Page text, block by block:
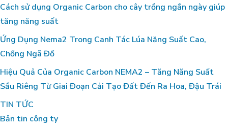
Cách sử dụng Organic Carbon cho cây trồng ngắn ngày giúp
tăng năng suất
Ứng Dụng Nema2 Trong Canh Tác Lúa Năng Suất Cao,
Chống Ngã Đổ
Hiệu Quả Của Organic Carbon NEMA2 – Tăng Năng Suất
Sầu Riêng Từ Giai Đoạn Cải Tạo Đất Đến Ra Hoa, Đậu Trái
TIN TỨC
Bản tin công ty